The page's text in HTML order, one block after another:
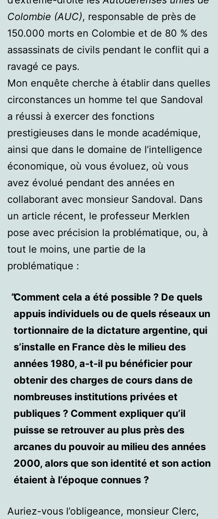
Colombie (AUC), responsable de près de
150.000 morts en Colombie et de 80 % des
assassinats de civils pendant le conflit qui a
ravagé ce pays.
Mon enquête cherche à établir dans quelles
circonstances un homme tel que Sandoval
a réussi à exercer des fonctions
prestigieuses dans le monde académique,
ainsi que dans le domaine de l’intelligence
économique, où vous évoluez, où vous
avez évolué pendant des années en
collaborant avec monsieur Sandoval. Dans
un article récent, le professeur Merklen
pose avec précision la problématique, ou, à
tout le moins, une partie de la
problématique :
Comment cela a été possible ? De quels
appuis individuels ou de quels réseaux un
tortionnaire de la dictature argentine, qui
s’installe en France dès le milieu des
années 1980, a-t-il pu bénéficier pour
obtenir des charges de cours dans de
nombreuses institutions privées et
publiques ? Comment expliquer qu’il
puisse se retrouver au plus près des
arcanes du pouvoir au milieu des années
2000, alors que son identité et son action
étaient à l’époque connues ?
Auriez-vous l’obligeance, monsieur Clerc,